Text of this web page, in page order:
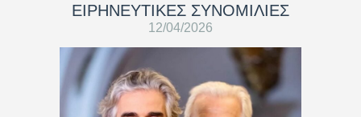
ΕΙΡΗΝΕΥΤΙΚΕΣ ΣΥΝΟΜΙΛΙΕΣ
12/04/2026